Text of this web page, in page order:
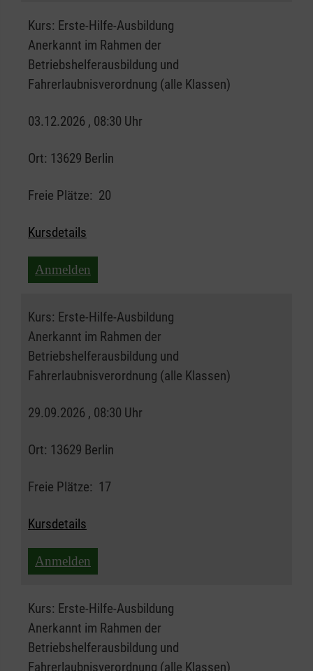
Kurs: Erste-Hilfe-Ausbildung
Anerkannt im Rahmen der
Betriebshelferausbildung und
Fahrerlaubnisverordnung (alle Klassen)
03.12.2026 , 08:30 Uhr
Ort: 13629 Berlin
Freie Plätze: 20
Kursdetails
Anmelden
Kurs: Erste-Hilfe-Ausbildung
Anerkannt im Rahmen der
Betriebshelferausbildung und
Fahrerlaubnisverordnung (alle Klassen)
29.09.2026 , 08:30 Uhr
Ort: 13629 Berlin
Freie Plätze: 17
Kursdetails
Anmelden
Kurs: Erste-Hilfe-Ausbildung
Anerkannt im Rahmen der
Betriebshelferausbildung und
Fahrerlaubnisverordnung (alle Klassen)